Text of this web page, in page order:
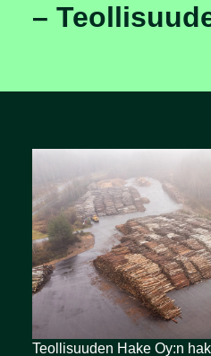
–
Teollisuuden Hake Oy:n